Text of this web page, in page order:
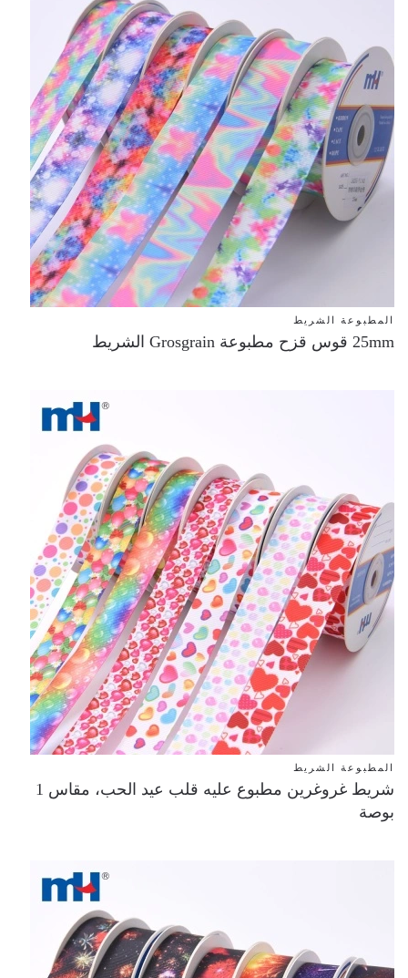
المطبوعة الشريط
25mm قوس قزح مطبوعة Grosgrain الشريط
المطبوعة الشريط
شريط غروغرين مطبوع عليه قلب عيد الحب، مقاس 1
بوصة